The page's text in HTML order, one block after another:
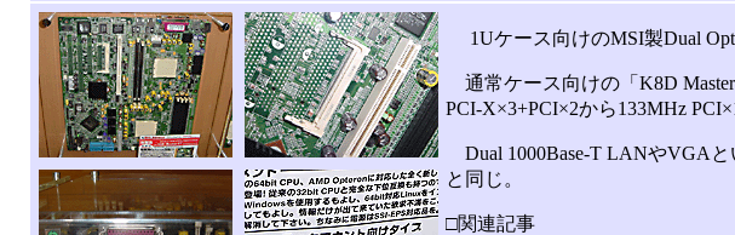
1Uケース向けのMSI製Dual
通常ケース向けの「K8D
PCI-X×3+PCI×2から133MHz
Dual 1000Base-T LANやVGA
と同じ。
□関連記事